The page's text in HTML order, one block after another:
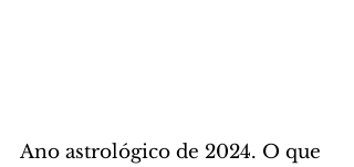
Ano astrológico de 2024. O que